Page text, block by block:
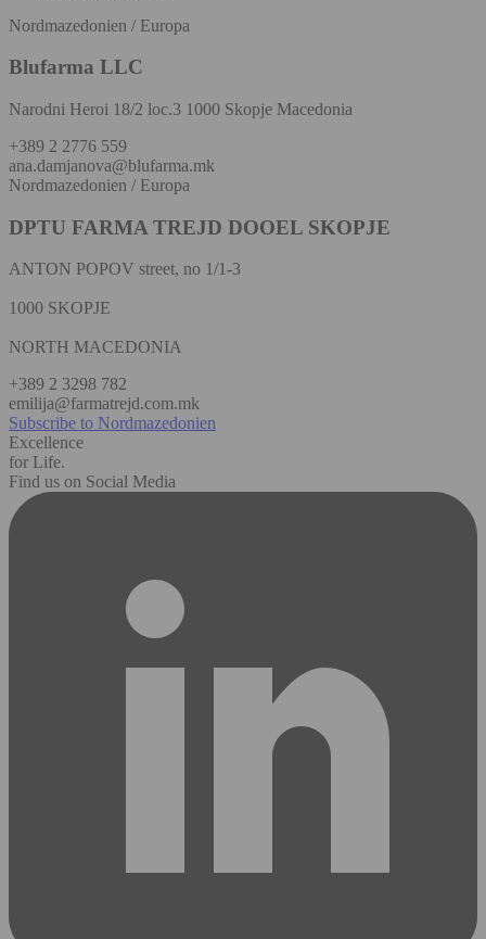
Nordmazedonien / Europa
Blufarma LLC
Narodni Heroi 18/2 loc.3 1000 Skopje Macedonia
+389 2 2776 559
ana.damjanova@blufarma.mk
Nordmazedonien / Europa
DPTU FARMA TREJD DOOEL SKOPJE
ANTON POPOV street, no 1/1-3
1000 SKOPJE
NORTH MACEDONIA
+389 2 3298 782
emilija@farmatrejd.com.mk
Subscribe to Nordmazedonien
Excellence
for Life.
Find us on Social Media